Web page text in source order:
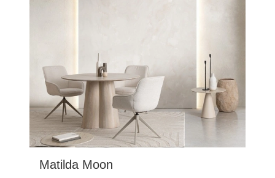
Matilda Moon